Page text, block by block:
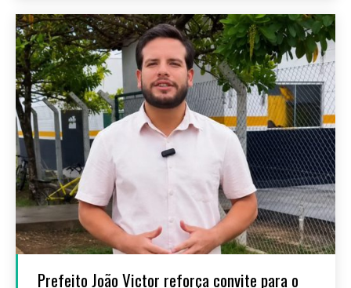
Prefeito João Victor reforça convite para o